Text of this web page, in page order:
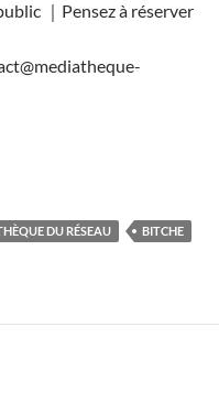
｜Pensez à réserver
DU RÉSEAU
BITCHE